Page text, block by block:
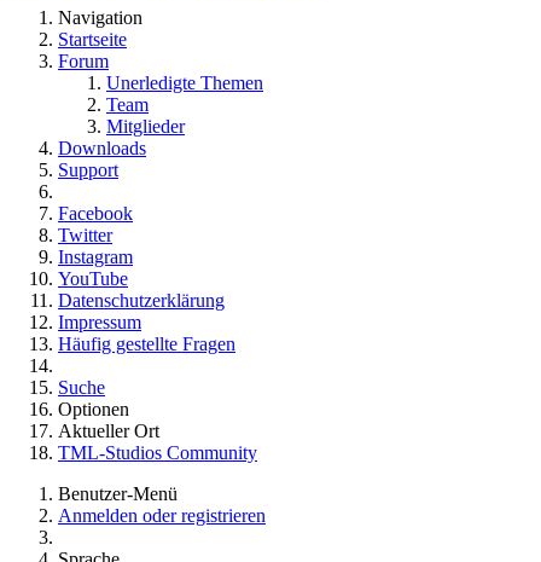
Navigation
Startseite
Forum
Unerledigte Themen
Team
Mitglieder
Downloads
Support
Facebook
Twitter
Instagram
YouTube
Datenschutzerklärung
Impressum
Häufig gestellte Fragen
Suche
Optionen
Aktueller Ort
TML-Studios Community
Benutzer-Menü
Anmelden oder registrieren